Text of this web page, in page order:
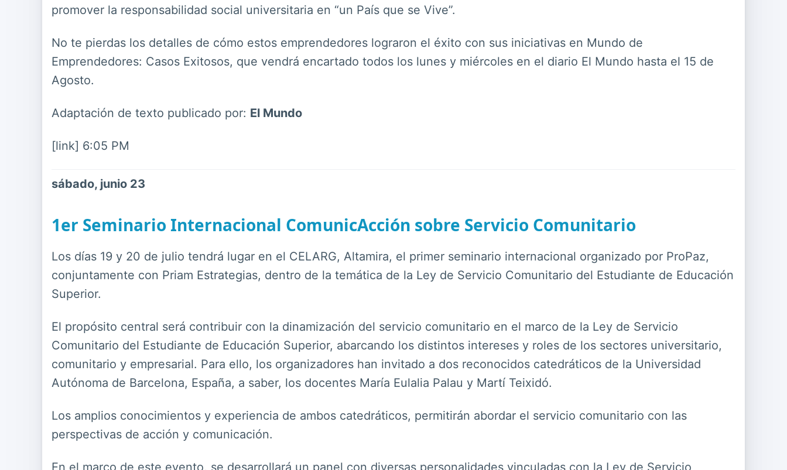
promover la responsabilidad social universitaria en “un País que se Vive”.
No te pierdas los detalles de cómo estos emprendedores lograron el éxito con sus iniciativas en Mundo de
Emprendedores: Casos Exitosos, que vendrá encartado todos los lunes y miércoles en el diario El Mundo hasta el 15 de
Agosto.
Adaptación de texto publicado por: El Mundo
[link] 6:05 PM
sábado, junio 23
1er Seminario Internacional ComunicAcción sobre Servicio Comunitario
Los días 19 y 20 de julio tendrá lugar en el CELARG, Altamira, el primer seminario internacional organizado por ProPaz,
conjuntamente con Priam Estrategias, dentro de la temática de la Ley de Servicio Comunitario del Estudiante de Educación
Superior.
El propósito central será contribuir con la dinamización del servicio comunitario en el marco de la Ley de Servicio
Comunitario del Estudiante de Educación Superior, abarcando los distintos intereses y roles de los sectores universitario,
comunitario y empresarial. Para ello, los organizadores han invitado a dos reconocidos catedráticos de la Universidad
Autónoma de Barcelona, España, a saber, los docentes María Eulalia Palau y Martí Teixidó.
Los amplios conocimientos y experiencia de ambos catedráticos, permitirán abordar el servicio comunitario con las
perspectivas de acción y comunicación.
En el marco de este evento, se desarrollará un panel con diversas personalidades vinculadas con la Ley de Servicio